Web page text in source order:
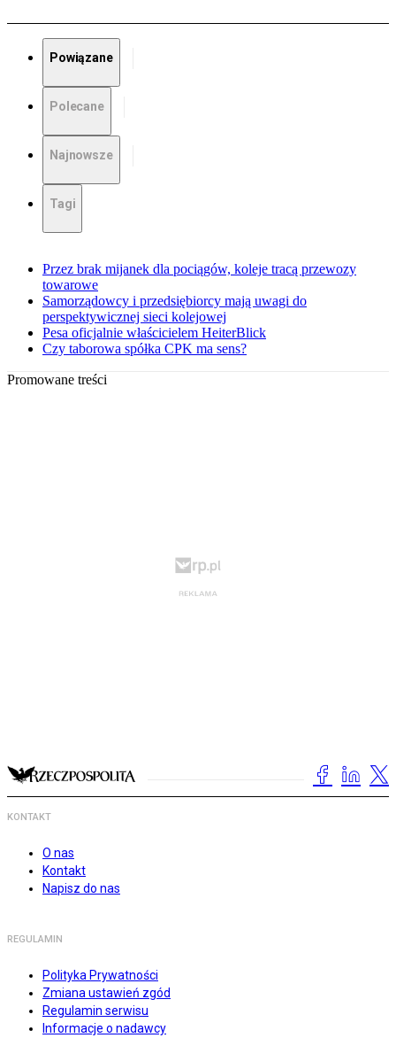
Powiązane
Polecane
Najnowsze
Tagi
Przez brak mijanek dla pociągów, koleje tracą przewozy
towarowe
Samorządowcy i przedsiębiorcy mają uwagi do
perspektywicznej sieci kolejowej
Pesa oficjalnie właścicielem HeiterBlick
Czy taborowa spółka CPK ma sens?
Promowane treści
KONTAKT
O nas
Kontakt
Napisz do nas
REGULAMIN
Polityka Prywatności
Zmiana ustawień zgód
Regulamin serwisu
Informacje o nadawcy